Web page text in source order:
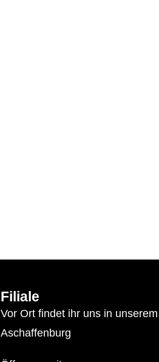
Filiale
Vor Ort findet ihr uns in
Aschaffenburg